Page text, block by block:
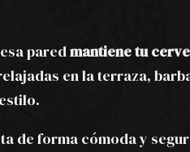
paredmantiene tu
en la terraza,
de forma cómoda y